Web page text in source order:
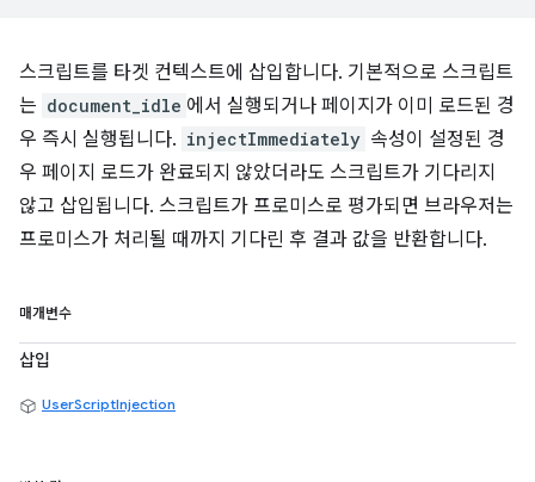
스크립트를 타겟 컨텍스트에 삽입합니다. 기본적으로 스크립트
는 document_idle 에서 실행되거나 페이지가 이미 로드된 경
우 즉시 실행됩니다. injectImmediately 속성이 설정된 경
우 페이지 로드가 완료되지 않았더라도 스크립트가 기다리지
않고 삽입됩니다. 스크립트가 프로미스로 평가되면 브라우저는
프로미스가 처리될 때까지 기다린 후 결과 값을 반환합니다.
매개변수
삽입
UserScriptInjection